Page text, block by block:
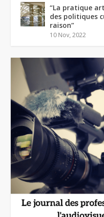
“La pratique
des politiques
raison”
10 Nov, 2022